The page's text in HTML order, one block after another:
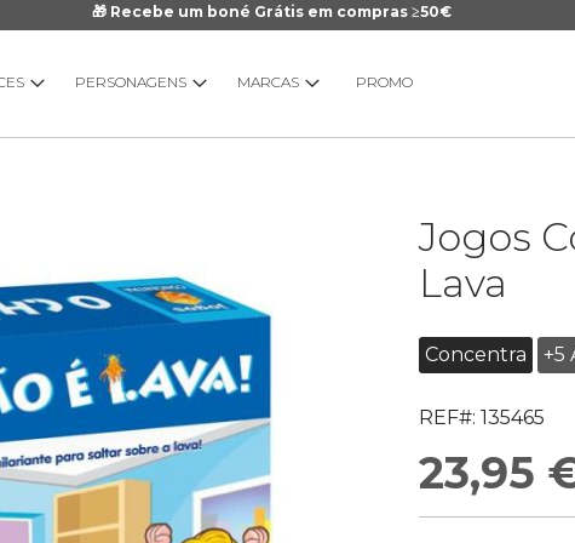
🎁 Recebe um boné Grátis em compras ≥50€
PERSONAGENS MARCAS PROMO
Jogos
Lava
Concentra +5
REF#: 135465
23,95
Galeria
imagens